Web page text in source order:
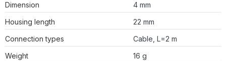
Dimension
4 mm
Housing length
22 mm
Connection types
Cable, L=2 m
Weight
16 g